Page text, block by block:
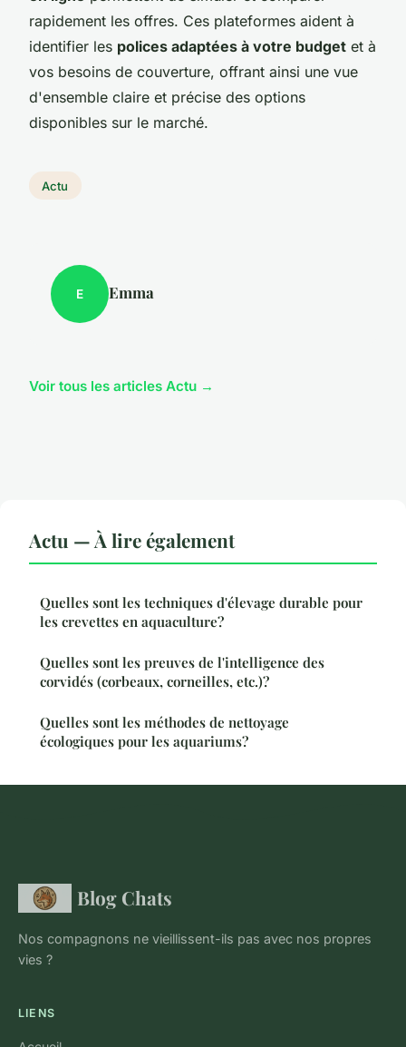
rapidement les offres. Ces plateformes aident à
identifier les polices adaptées à votre budget et à
vos besoins de couverture, offrant ainsi une vue
d'ensemble claire et précise des options
disponibles sur le marché.
Actu
E Emma
Voir tous les articles Actu →
Actu — À lire également
Quelles sont les techniques d'élevage durable pour
les crevettes en aquaculture?
Quelles sont les preuves de l'intelligence des
corvidés (corbeaux, corneilles, etc.)?
Quelles sont les méthodes de nettoyage
écologiques pour les aquariums?
Blog Chats
Nos compagnons ne vieillissent-ils pas avec nos propres
vies ?
LIENS